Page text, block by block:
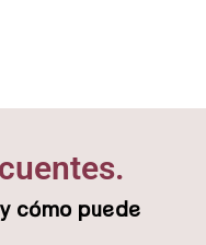
cómo puede